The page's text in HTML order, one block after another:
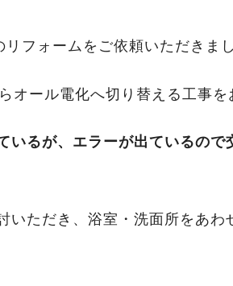
フォームをご依頼いただきま
オール電化へ切り替える工事
いるが、エラーが出ているので
いただき、浴室・洗面所をあわ